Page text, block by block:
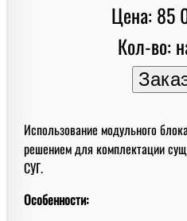
Цена: 85
Кол-во:
Использование модульного
решением для комплектации
СУГ.
Особенности: